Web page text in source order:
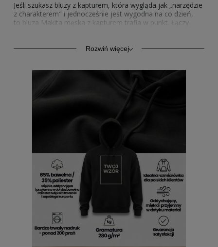
Jeśli szukasz bluzy z kapturem, która wygląda jak „narzędzie
z charakterem" i jednocześnie jest wygodna na co dzień,
to bluza Makita męska z kapturem trafia w punkt. Łączy
po pracy, jak i podczas działania w warsztacie.
Bluza męska Makita z kapturem —
dla tych, którzy lubią konkrety
To model dla mężczyzn, którzy cenią praktyczne ubrania i
prosty, czytelny styl. Nadruk Makita od razu buduje
rozpoznawalność, a całość pasuje do codziennego
noszenia, pracy i majsterkowania. Jeśli lubisz rzeczy, które
mają wyraźny charakter, ten fason będzie naturalnym
na co dzień, gdy liczy się wygoda i swobodny styl
do pracy i majsterkowania, gdy ważny jest komfort
dla osób, które lubią rozpoznawalny nadruk z
charakterem
Nadruk Makita, komfort noszenia i
trwałość wykonania
Rozwiń więcej